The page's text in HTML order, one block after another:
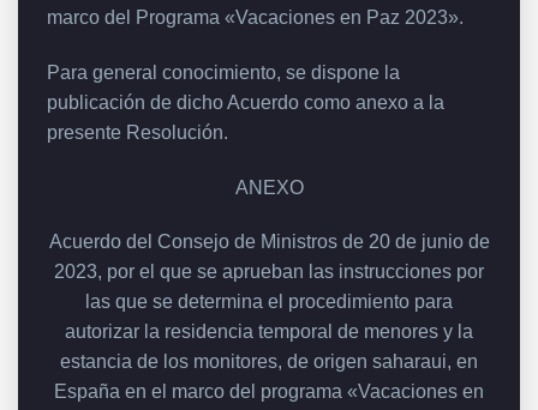
marco del Programa «Vacaciones en Paz 2023».
Para general conocimiento, se dispone la
publicación de dicho Acuerdo como anexo a la
presente Resolución.
ANEXO
Acuerdo del Consejo de Ministros de 20 de junio de
2023, por el que se aprueban las instrucciones por
las que se determina el procedimiento para
autorizar la residencia temporal de menores y la
estancia de los monitores, de origen saharaui, en
España en el marco del programa «Vacaciones en